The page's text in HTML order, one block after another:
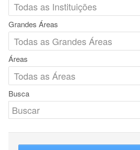
Grandes Áreas
Áreas
Busca